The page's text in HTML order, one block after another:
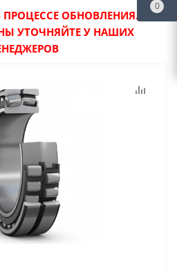
ОБНОВЛЕНИЯ.
УТОЧНЯЙТЕ У НАШИХ
0